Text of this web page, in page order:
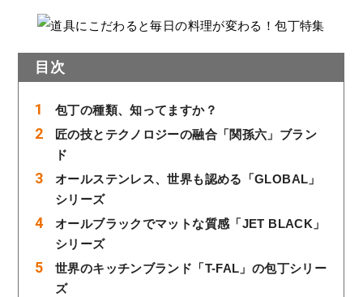
目次
包丁の種類、知ってますか？
匠の技とテクノロジーの融合「関孫六」ブラン
ド
オールステンレス、世界も認める「GLOBAL」
シリーズ
オールブラックでマットな質感「JET BLACK」
シリーズ
世界のキッチンブランド「T-FAL」の包丁シリー
ズ